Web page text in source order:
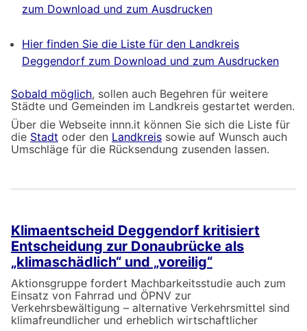
zum Download und zum Ausdrucken
Hier finden Sie die Liste für den Landkreis
Deggendorf zum Download und zum Ausdrucken
Sobald möglich, sollen auch Begehren für weitere
Städte und Gemeinden im Landkreis gestartet werden.
Über die Webseite innn.it können Sie sich die Liste für
die Stadt oder den Landkreis sowie auf Wunsch auch
Umschläge für die Rücksendung zusenden lassen.
Klimaentscheid Deggendorf kritisiert
Entscheidung zur Donaubrücke als
„klimaschädlich“ und „voreilig“
Aktionsgruppe fordert Machbarkeitsstudie auch zum
Einsatz von Fahrrad und ÖPNV zur
Verkehrsbewältigung – alternative Verkehrsmittel sind
klimafreundlicher und erheblich wirtschaftlicher